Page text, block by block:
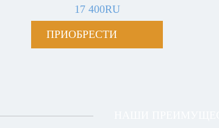
17 400RU
ПРИОБРЕСТИ